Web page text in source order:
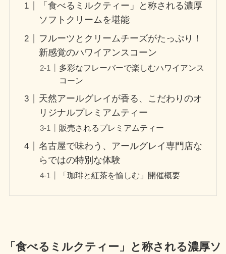
「食べるミルクティー」と称される濃厚
ソフトクリームを堪能
フルーツとクリームチーズがたっぷり！
新感覚のハワイアンスコーン
多彩なフレーバーで楽しむハワイアンス
コーン
天然アールグレイが香る、こだわりのオ
リジナルプレミアムティー
販売されるプレミアムティー
名古屋で味わう、アールグレイ専門店な
らではの特別な体験
「珈琲と紅茶を愉しむ」開催概要
「食べるミルクティー」と称される濃厚ソ